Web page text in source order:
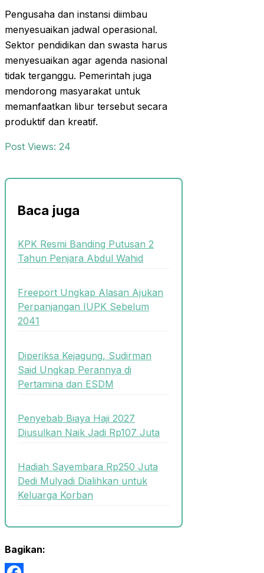
Pengusaha dan instansi diimbau
menyesuaikan jadwal operasional.
Sektor pendidikan dan swasta harus
menyesuaikan agar agenda nasional
tidak terganggu. Pemerintah juga
mendorong masyarakat untuk
memanfaatkan libur tersebut secara
produktif dan kreatif.
Post Views: 24
Baca juga
KPK Resmi Banding Putusan 2
Tahun Penjara Abdul Wahid
Freeport Ungkap Alasan Ajukan
Perpanjangan IUPK Sebelum
2041
Diperiksa Kejagung, Sudirman
Said Ungkap Perannya di
Pertamina dan ESDM
Penyebab Biaya Haji 2027
Diusulkan Naik Jadi Rp107 Juta
Hadiah Sayembara Rp250 Juta
Dedi Mulyadi Dialihkan untuk
Keluarga Korban
Bagikan: